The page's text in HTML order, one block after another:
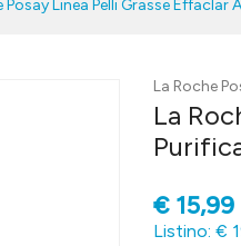
Posay Linea Pelli Grasse
La Roche
La
€ 15,99
Listino: €